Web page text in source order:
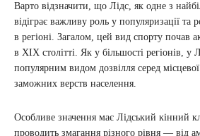
Варто відзначити, що Лідс, як одне з
відіграє важливу роль у популяризації та
в регіоні. Загалом, цей вид спорту почав
в XIX столітті. Як у більшості регіонів, у
популярним видом дозвілля серед місцевої
заможних верств населення.
Особливе значення має Лідський кінний
проводить змагання різного рівня — від